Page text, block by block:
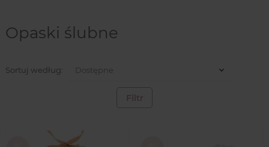
Opaski ślubne
Sortuj według:
Filtr